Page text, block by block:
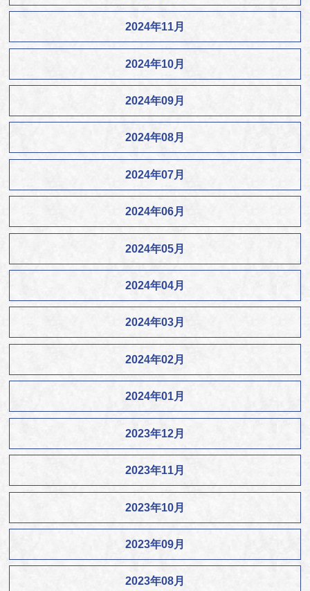
2024年11月
2024年10月
2024年09月
2024年08月
2024年07月
2024年06月
2024年05月
2024年04月
2024年03月
2024年02月
2024年01月
2023年12月
2023年11月
2023年10月
2023年09月
2023年08月